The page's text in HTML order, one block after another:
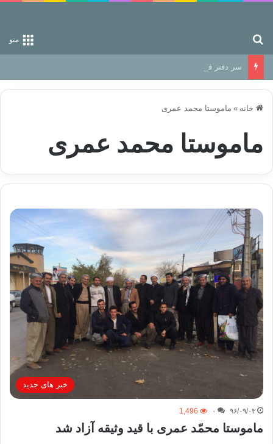
منو
سر دفتر فساد در زمین‌، دوری وکناره‌گیری از راه خداست‌!
خانه » ماموستا محمد عمری
ماموستا محمد عمری
خبر های جدید
۹۶/۰۹/۰۳ ۰ 1,496
ماموستا محمّد‌ عمری با قید وثیقه آزاد شد